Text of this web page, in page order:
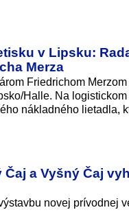
v Lipsku:
Merza
Friedrichom
Halle. Na
nákladného lietadla,
a Vyšný Čaj
novej prívodnej